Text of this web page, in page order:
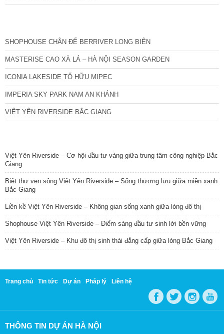
SHOPHOUSE CHÂN ĐẾ BERRIVER LONG BIÊN
MASTERISE CAO XÀ LÁ – HÀ NỘI SEASON GARDEN
ICONIA LAKESIDE TỐ HỮU MIPEC
IMPERIA SKY PARK NAM AN KHÁNH
VIỆT YÊN RIVERSIDE BẮC GIANG
Việt Yên Riverside – Cơ hội đầu tư vàng giữa trung tâm công nghiệp Bắc
Giang
Biệt thự ven sông Việt Yên Riverside – Sống thượng lưu giữa miền xanh
Bắc Giang
Liền kề Việt Yên Riverside – Không gian sống xanh giữa lòng đô thị
Shophouse Việt Yên Riverside – Điểm sáng đầu tư sinh lời bền vững
Việt Yên Riverside – Khu đô thị sinh thái đẳng cấp giữa lòng Bắc Giang
Trang chủ Tin tức Dự án Pháp lý Liên hệ
THÔNG TIN DỰ ÁN HÀ NỘI